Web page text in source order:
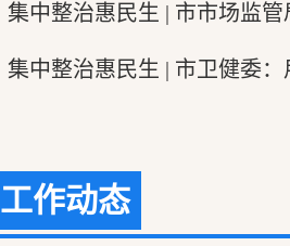
集中整治惠民生 | 市市场监
集中整治惠民生 | 市卫健委
工作动态